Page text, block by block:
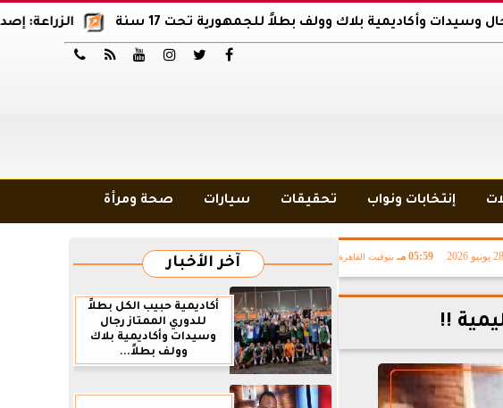
الزراعة: إصدار 12 ألف موافقة وتصريح بالمبيدات خلال 6 شهور بلاك وولف بطلاً للجمهورية تحت 17 سنة






إنتخابات ونواب تحقيقات سيارات صحة ومرأة
05:59 مـ بتوقيت القاهرة
!!
آخر الأخبار
أكاديمية حبيب الكل بطلاً
للدوري الممتاز رجال
وسيدات وأكاديمية بلاك
وولف بطلاً...